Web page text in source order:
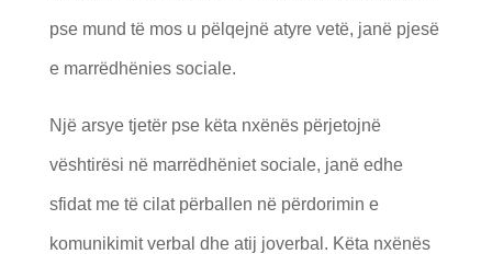
pse mund të mos u pëlqejnë atyre vetë, janë pjesë
e marrëdhënies sociale.
Një arsye tjetër pse këta nxënës përjetojnë
vështirësi në marrëdhëniet sociale, janë edhe
sfidat me të cilat përballen në përdorimin e
komunikimit verbal dhe atij joverbal. Këta nxënës